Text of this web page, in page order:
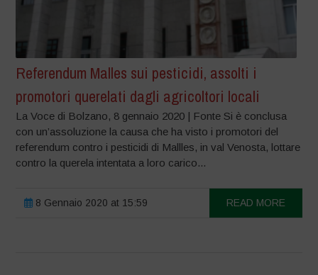
Referendum Malles sui pesticidi, assolti i
promotori querelati dagli agricoltori locali
La Voce di Bolzano, 8 gennaio 2020 | Fonte Si è conclusa
con un’assoluzione la causa che ha visto i promotori del
referendum contro i pesticidi di Mallles, in val Venosta, lottare
contro la querela intentata a loro carico...
8 Gennaio 2020 at 15:59 READ MORE